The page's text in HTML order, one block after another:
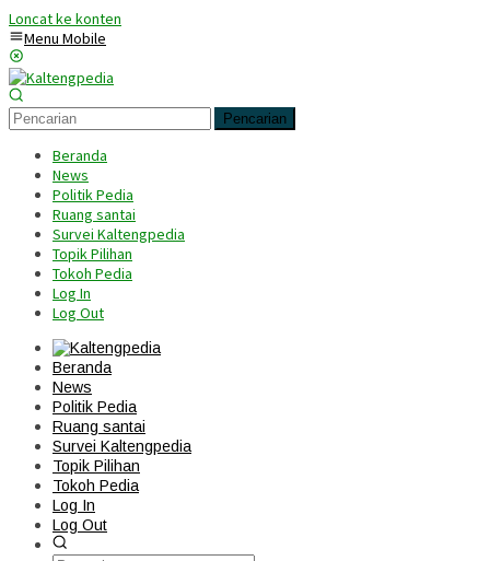
Loncat ke konten
Menu Mobile
Pencarian
Beranda
News
Politik Pedia
Ruang santai
Survei Kaltengpedia
Topik Pilihan
Tokoh Pedia
Log In
Log Out
Beranda
News
Politik Pedia
Ruang santai
Survei Kaltengpedia
Topik Pilihan
Tokoh Pedia
Log In
Log Out